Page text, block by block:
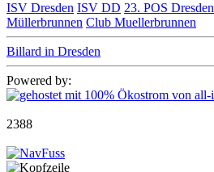
ISV Dresden ISV DD 23. POS Dresden
Müllerbrunnen Club Muellerbrunnen
Billard in Dresden
Powered by:
2388